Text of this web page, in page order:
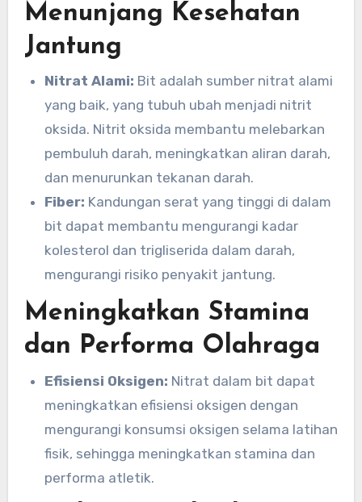
Menunjang Kesehatan
Jantung
Nitrat Alami: Bit adalah sumber nitrat alami
yang baik, yang tubuh ubah menjadi nitrit
oksida. Nitrit oksida membantu melebarkan
pembuluh darah, meningkatkan aliran darah,
dan menurunkan tekanan darah.
Fiber: Kandungan serat yang tinggi di dalam
bit dapat membantu mengurangi kadar
kolesterol dan trigliserida dalam darah,
mengurangi risiko penyakit jantung.
Meningkatkan Stamina
dan Performa Olahraga
Efisiensi Oksigen: Nitrat dalam bit dapat
meningkatkan efisiensi oksigen dengan
mengurangi konsumsi oksigen selama latihan
fisik, sehingga meningkatkan stamina dan
performa atletik.